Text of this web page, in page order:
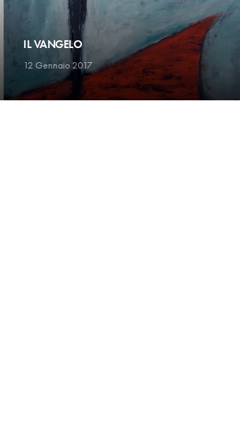
IL VANGELO
12 Gennaio 2017